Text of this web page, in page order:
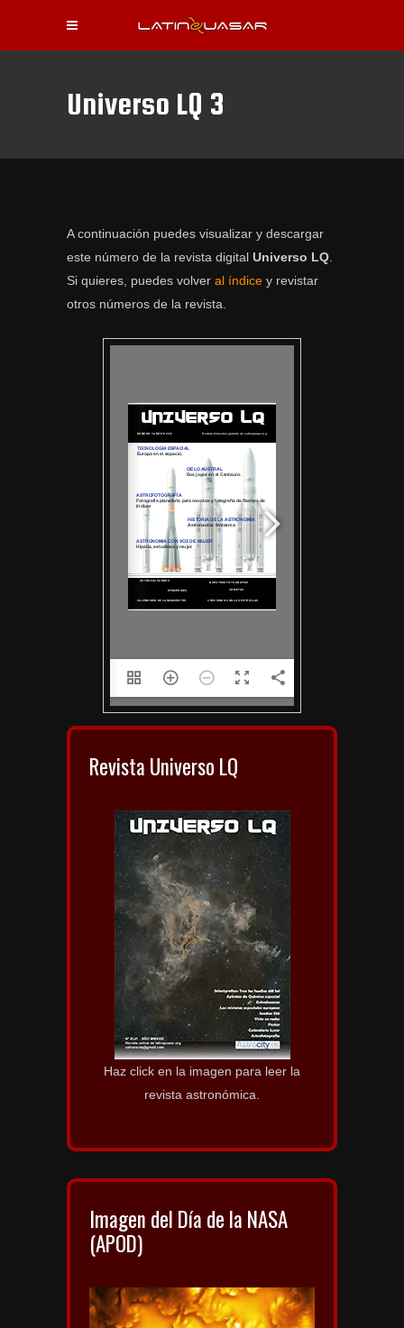
Universo LQ 3
A continuación puedes visualizar y descargar
este número de la revista digital Universo LQ
Si quieres, puedes volver al índice y revistar
otros números de la revista.
Revista Universo LQ
Haz click en la imagen para leer la
revista astronómica.
Imagen del Día de la NASA
(APOD)